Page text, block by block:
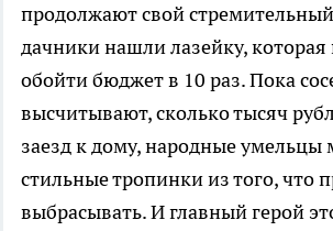
продолжают свой
дачники нашли лазейку, которая
обойти бюджет в 10 раз. Пока
высчитывают, сколько тысяч
заезд к дому, народные умельцы
стильные тропинки из того, что
выбрасывать. И главный герой